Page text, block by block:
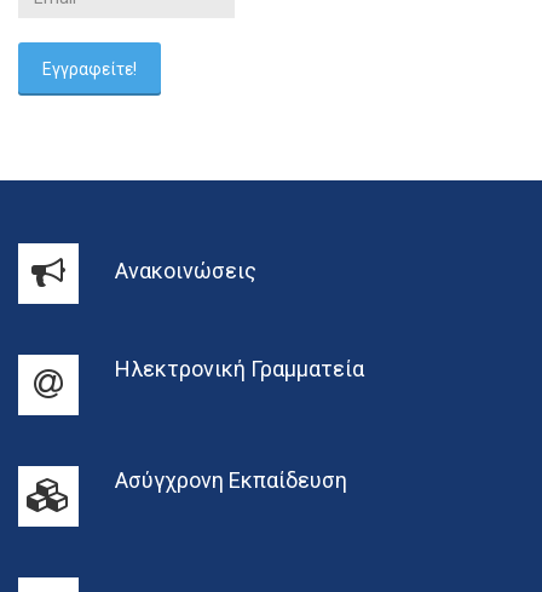
Ανακοινώσεις
Ηλεκτρονική Γραμματεία
Ασύγχρονη Εκπαίδευση